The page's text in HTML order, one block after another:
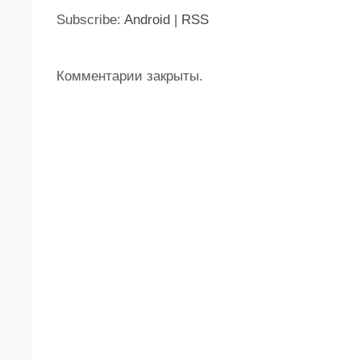
Subscribe: Android | RSS
Комментарии закрыты.